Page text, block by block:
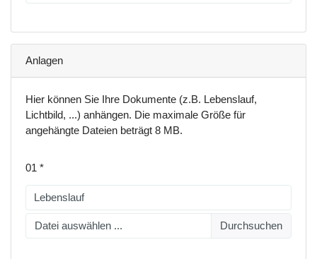
Anlagen
Hier können Sie Ihre Dokumente (z.B. Lebenslauf,
Lichtbild, ...) anhängen. Die maximale Größe für
angehängte Dateien beträgt 8 MB.
01
Datei auswählen ...